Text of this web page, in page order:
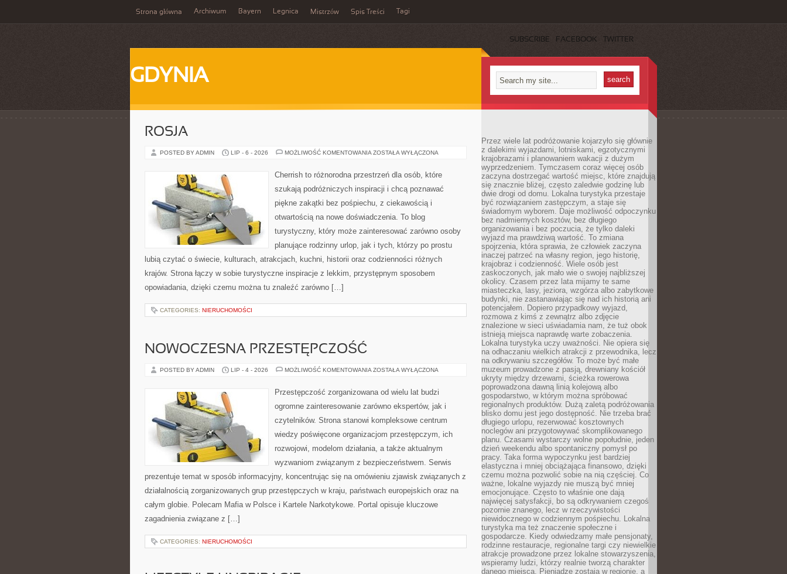
Strona główna Archiwum Bayern Legnica Mistrzów Spis Treści Tagi
SUBSCRIBE FACEBOOK TWITTER
GDYNIA
ROSJA
POSTED BY ADMIN LIP - 6 - 2026 MOŻLIWOŚĆ KOMENTOWANIA ROSJA
ZOSTAŁA WYŁĄCZONA
Cherrish to różnorodna przestrzeń dla osób, które
szukają podróżniczych inspiracji i chcą poznawać
piękne zakątki bez pośpiechu, z ciekawością i
otwartością na nowe doświadczenia. To blog
turystyczny, który może zainteresować zarówno osoby
planujące rodzinny urlop, jak i tych, którzy po prostu
lubią czytać o świecie, kulturach, atrakcjach, kuchni, historii oraz codzienności różnych
krajów. Strona łączy w sobie turystyczne inspiracje z lekkim, przystępnym sposobem
opowiadania, dzięki czemu można tu znaleźć zarówno […]
CATEGORIES: NIERUCHOMOŚCI
NOWOCZESNA PRZESTĘPCZOŚĆ
POSTED BY ADMIN LIP - 4 - 2026 MOŻLIWOŚĆ KOMENTOWANIA NOWOCZESNA
ZOSTAŁA WYŁĄCZONA
Przestępczość zorganizowana od wielu lat budzi
ogromne zainteresowanie zarówno ekspertów, jak i
czytelników. Strona stanowi kompleksowe centrum
wiedzy poświęcone organizacjom przestępczym, ich
rozwojowi, modelom działania, a także aktualnym
wyzwaniom związanym z bezpieczeństwem. Serwis
prezentuje temat w sposób informacyjny, koncentrując się na omówieniu zjawisk związanych z
działalnością zorganizowanych grup przestępczych w kraju, państwach europejskich oraz na
całym globie. Polecam Mafia w Polsce i Kartele Narkotykowe. Portal opisuje kluczowe
zagadnienia związane z […]
CATEGORIES: NIERUCHOMOŚCI
Przez wiele lat podróżowanie kojarzyło się głównie
z dalekimi wyjazdami, lotniskami, egzotycznymi
krajobrazami i planowaniem wakacji z dużym
wyprzedzeniem. Tymczasem coraz więcej osób
zaczyna dostrzegać wartość miejsc, które znajdują
się znacznie bliżej, często zaledwie godzinę lub
dwie drogi od domu. Lokalna turystyka przestaje
być rozwiązaniem zastępczym, a staje się
świadomym wyborem. Daje możliwość odpoczynku
bez nadmiernych kosztów, bez długiego
organizowania i bez poczucia, że tylko daleki
wyjazd ma prawdziwą wartość. To zmiana
spojrzenia, która sprawia, że człowiek zaczyna
inaczej patrzeć na własny region, jego historię,
krajobraz i codzienność. Wiele osób jest
zaskoczonych, jak mało wie o swojej najbliższej
okolicy. Czasem przez lata mijamy te same
miasteczka, lasy, jeziora, wzgórza albo zabytkowe
budynki, nie zastanawiając się nad ich historią ani
potencjałem. Dopiero przypadkowy wyjazd,
rozmowa z kimś z zewnątrz albo zdjęcie
znalezione w sieci uświadamia nam, że tuż obok
istnieją miejsca naprawdę warte zobaczenia.
Lokalna turystyka uczy uważności. Nie opiera się
na odhaczaniu wielkich atrakcji z przewodnika, lecz
na odkrywaniu szczegółów. To może być małe
muzeum prowadzone z pasją, drewniany kościół
ukryty między drzewami, ścieżka rowerowa
poprowadzona dawną linią kolejową albo
gospodarstwo, w którym można spróbować
regionalnych produktów. Dużą zaletą podróżowania
blisko domu jest jego dostępność. Nie trzeba brać
długiego urlopu, rezerwować kosztownych
noclegów ani przygotowywać skomplikowanego
planu. Czasami wystarczy wolne popołudnie, jeden
dzień weekendu albo spontaniczny pomysł po
pracy. Taka forma wypoczynku jest bardziej
elastyczna i mniej obciążająca finansowo, dzięki
czemu można pozwolić sobie na nią częściej. Co
ważne, lokalne wyjazdy nie muszą być mniej
emocjonujące. Często to właśnie one dają
najwięcej satysfakcji, bo są odkrywaniem czegoś
pozornie znanego, lecz w rzeczywistości
niewidocznego w codziennym pośpiechu. Lokalna
turystyka ma też znaczenie społeczne i
gospodarcze. Kiedy odwiedzamy małe pensjonaty,
rodzinne restauracje, regionalne targi czy niewielkie
atrakcje prowadzone przez lokalne stowarzyszenia,
wspieramy ludzi, którzy realnie tworzą charakter
danego miejsca. Pieniądze zostają w regionie, a